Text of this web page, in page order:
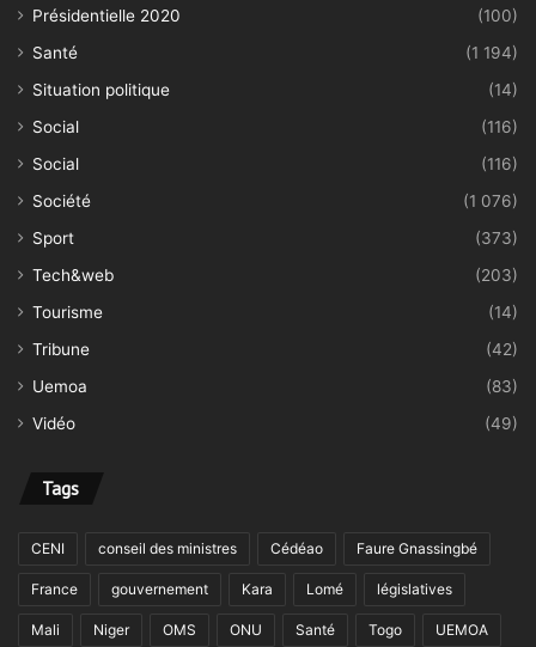
Présidentielle 2020
(100)
Santé
(1 194)
Situation politique
(14)
Social
(116)
Social
(116)
Société
(1 076)
Sport
(373)
Tech&web
(203)
Tourisme
(14)
Tribune
(42)
Uemoa
(83)
Vidéo
(49)
Tags
CENI conseil des ministres Cédéao Faure Gnassingbé
France gouvernement Kara Lomé législatives
Mali Niger OMS ONU Santé Togo UEMOA